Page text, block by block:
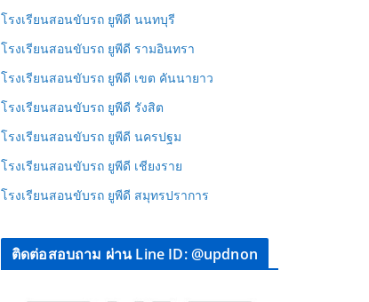
โรงเรียนสอนขับรถ ยูพีดี นนทบุรี
โรงเรียนสอนขับรถ ยูพีดี รามอินทรา
โรงเรียนสอนขับรถ ยูพีดี เขต คันนายาว
โรงเรียนสอนขับรถ ยูพีดี รังสิต
โรงเรียนสอนขับรถ ยูพีดี นครปฐม
โรงเรียนสอนขับรถ ยูพีดี เชียงราย
โรงเรียนสอนขับรถ ยูพีดี สมุทรปราการ
ติดต่อสอบถาม ผ่าน Line ID: @updnon